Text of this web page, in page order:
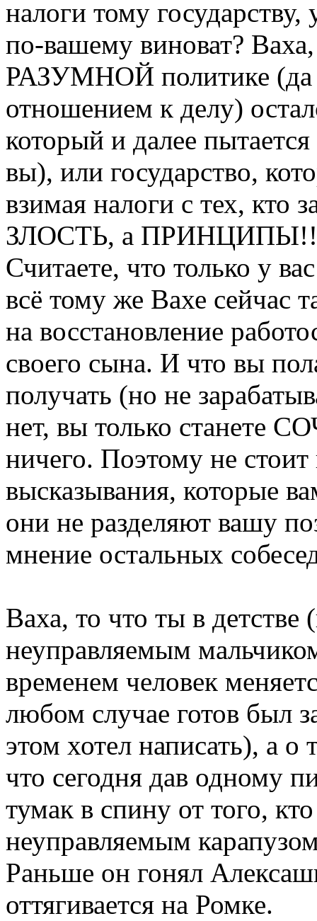
налоги тому
по-вашему виноват?
РАЗУМНОЙ политике (да
отношением к делу)
который и далее
вы), или государство,
взимая налоги с тех, кто
ЗЛОСТЬ, а ПРИНЦИПЫ!!!
Считаете, что только у
всё тому же Вахе сейчас
на восстановление
своего сына. И что вы
получать (но не
нет, вы только станете
ничего. Поэтому не
высказывания, которые
они не разделяют вашу
мнение остальных
Ваха, то что ты в
неуправляемым
временем человек
любом случае готов был
этом хотел написать), а
что сегодня дав одному
тумак в спину от того,
неуправляемым
Раньше он гонял
оттягивается на Ромке.